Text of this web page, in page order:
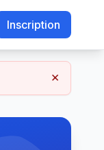
Inscription
×